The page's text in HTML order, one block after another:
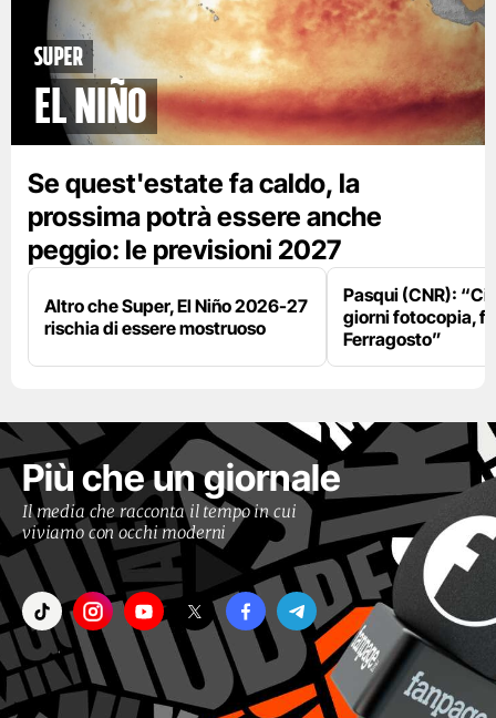
Super
El Niño
Se quest'estate fa caldo, la
prossima potrà essere anche
peggio: le previsioni 2027
Altro che Super, El Niño 2026-27
rischia di essere mostruoso
Pasqui (CNR):
giorni fotocopia,
Ferragosto”
Più che un giornale
Il media che racconta il tempo in cui
viviamo con occhi moderni